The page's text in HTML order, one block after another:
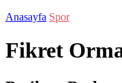
Anasayfa Spor
Fikret